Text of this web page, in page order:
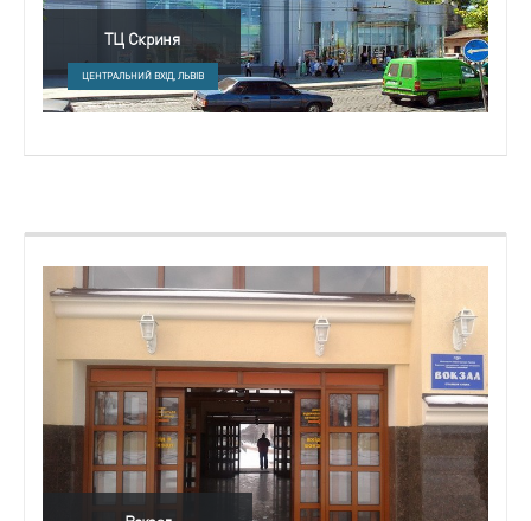
ТЦ Скриня
ЦЕНТРАЛЬНИЙ ВХІД, ЛЬВІВ